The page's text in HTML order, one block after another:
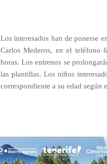
Los interesados han de ponerse
Carlos Mederos, en el teléfono
horas. Los entrenos se
las plantillas. Los niños
correspondiente a su edad según